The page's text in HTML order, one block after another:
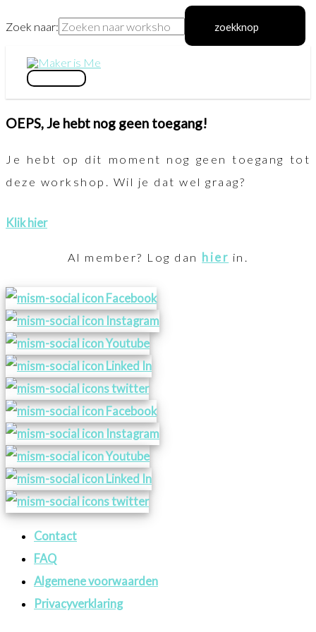
Zoek naar: zoekknop
de
inhoud
hoofdmenu
OEPS, Je hebt nog geen toegang!
Je hebt op dit moment nog geen toegang tot
deze workshop. Wil je dat wel graag?
Klik hier
Al member? Log dan hier in.
Contact
FAQ
Algemene voorwaarden
Privacyverklaring